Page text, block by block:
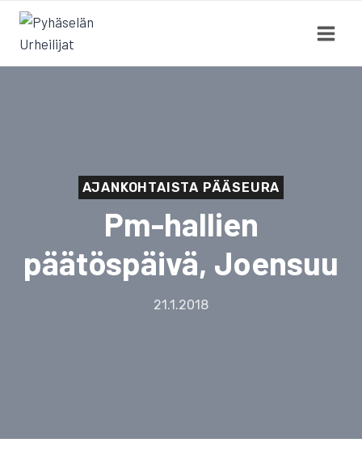
Siirry
sisältöön
AJANKOHTAISTA PÄÄSEURA
Pm-hallien
päätöspäivä, Joensuu
21.1.2018